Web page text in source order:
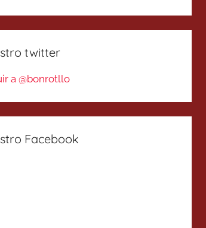
twitter
a @bonrotllo
Facebook